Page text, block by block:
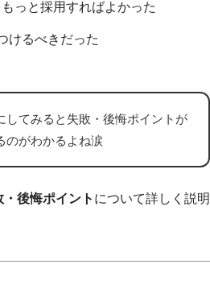
もっと採用すればよかった
けるべきだった
してみると失敗・後悔ポイントが
のがわかるよね涙
・後悔ポイント について詳しく説明